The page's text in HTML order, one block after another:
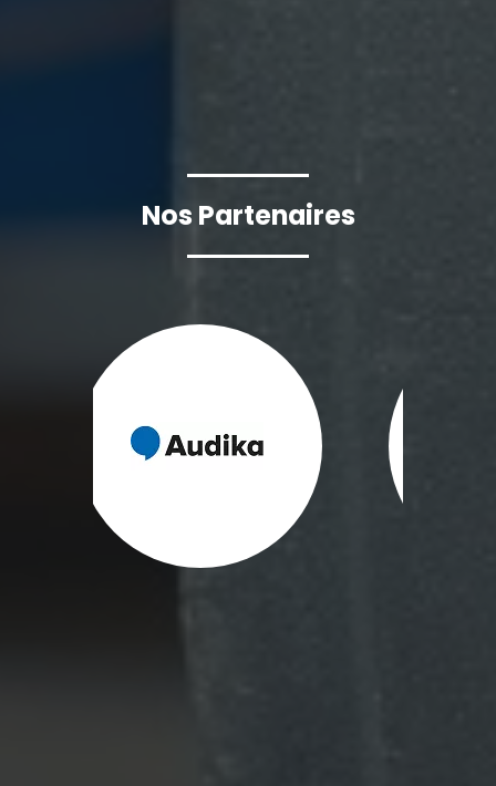
Nos Partenaires